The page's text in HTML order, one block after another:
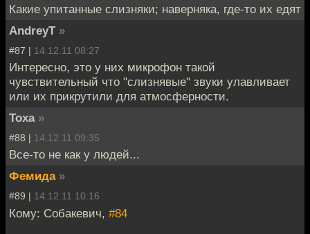
Какие упитанные слизняки; наверняка, где-то их едят
AndreyT »
#87 | 14.12.11 08:27
Интересно, это у них микрофон такой
чувствительный что "слизнявые" звуки улавливает
или их прикрутили для атмосферности.
Toxa »
#88 | 14.12.11 09:35
Все-то не как у людей...
Фемида »
#89 | 14.12.11 10:16
Кому: Собакевич, #84